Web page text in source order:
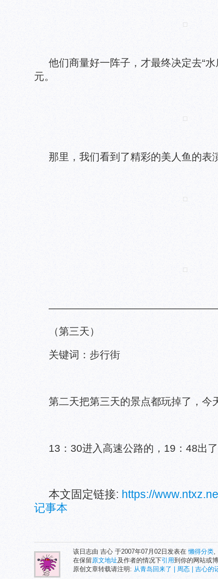
他们商量好一阵子，才最终决定去“
元。
那里，我们看到了精彩的美人鱼的表
（第三天）
关键词：步行街
第二天把第三天的景点都玩掉了，今
13：30进入高速公路的，19：48出
本文固定链接: https://
记事本
该日志由 吉心 于2007年07月02日发表在懒得分类,
在保留原文地址及作者的情况下引用到你的网站或
原创文章转载请注明: 从青岛回来了 | 周忞 | 吉心的